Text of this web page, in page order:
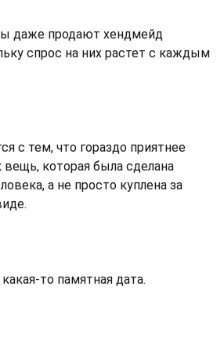
даже продают хендмейд
спрос на них растет с каждым
с тем, что гораздо приятнее
вещь, которая была сделана
а не просто куплена за
то памятная дата.